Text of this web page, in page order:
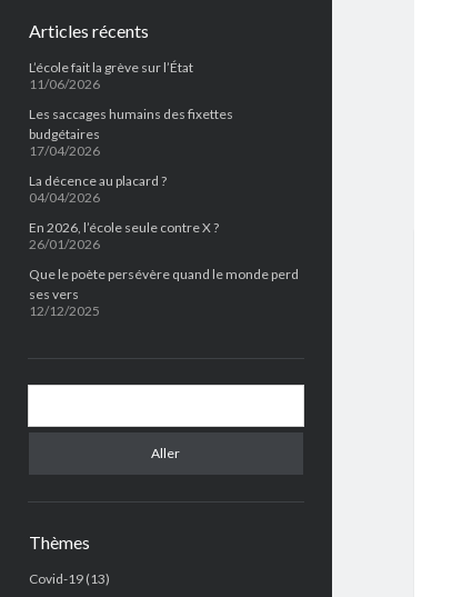
latérale
Articles récents
L’école fait la grève sur l’État
11/06/2026
Les saccages humains des fixettes
budgétaires
17/04/2026
La décence au placard ?
04/04/2026
En 2026, l’école seule contre X ?
26/01/2026
Que le poète persévère quand le monde perd
ses vers
12/12/2025
Thèmes
Covid-19(13)